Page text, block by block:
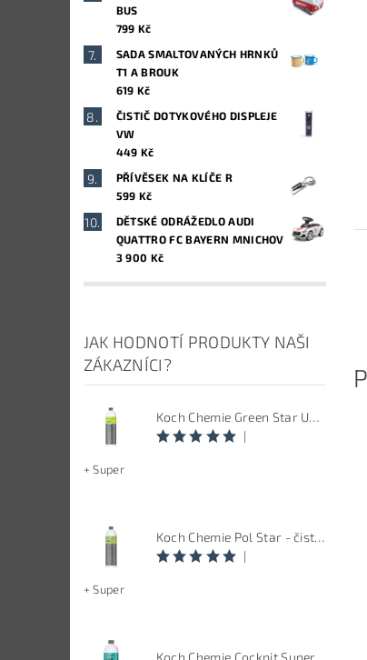
BUS
799 Kč
SADA SMALTOVANÝCH HRNKŮ
T1 A BROUK
619 Kč
ČISTIČ DOTYKOVÉHO DISPLEJE
VW
449 Kč
PŘÍVĚSEK NA KLÍČE R
599 Kč
DĚTSKÉ ODRÁŽEDLO AUDI
QUATTRO FC BAYERN MNICHOV
3 900 Kč
JAK HODNOTÍ PRODUKTY NAŠI
ZÁKAZNÍCI?
Koch Chemie Green Star Univerzal - Univerzální čistič
|
+ Super
Koch Chemie Pol Star - čistič kůže, textilu a alcantary, objem 1 L
|
+ Super
Koch Chemie Cockpit Super Pflege - ošetření vnitřních plastů, objem: 1 L